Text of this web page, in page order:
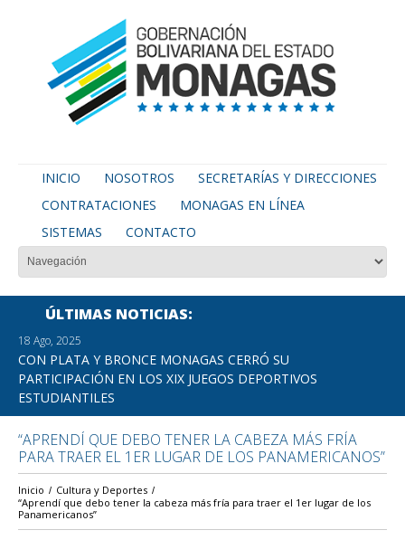
INICIO NOSOTROS
SECRETARÍAS Y DIRECCIONES
CONTRATACIONES
MONAGAS EN LÍNEA
SISTEMAS
CONTACTO
ÚLTIMAS NOTICIAS
18 Ago, 2025
CON PLATA Y BRONCE MONAGAS CERRÓ SU
PARTICIPACIÓN EN LOS XIX JUEGOS DEPORTIVOS
ESTUDIANTILES
“APRENDÍ QUE DEBO TENER LA CABEZA MÁS FRÍA
PARA TRAER EL 1ER LUGAR DE LOS PANAMERICANOS”
Inicio
Cultura y Deportes
“Aprendí que debo tener la cabeza más fría para traer el 1er lugar de los
Panamericanos”